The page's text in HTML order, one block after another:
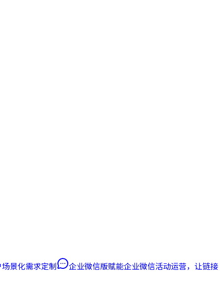
景化需求定制 企业微信版赋能企业微信活动运营，让链接